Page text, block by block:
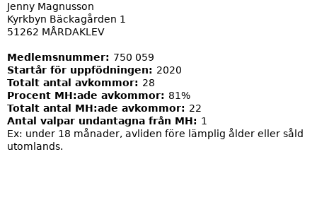
Jenny Magnusson
Kyrkbyn Bäckagården 1
51262 MÅRDAKLEV
Medlemsnummer: 750 059
Startår för uppfödningen: 2020
Totalt antal avkommor: 28
Procent MH:ade avkommor: 81%
Totalt antal MH:ade avkommor: 22
Antal valpar undantagna från MH: 1
Ex: under 18 månader, avliden före lämplig ålder eller såld
utomlands.